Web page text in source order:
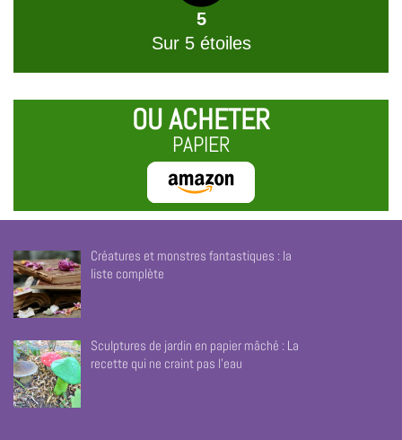
5
Sur 5 étoiles
OU ACHETER
PAPIER
Créatures et monstres fantastiques : la
liste complète
Sculptures de jardin en papier mâché : La
recette qui ne craint pas l’eau